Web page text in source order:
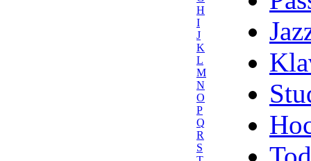
H
I
J
K
L
M
N
O
P
Q
R
S